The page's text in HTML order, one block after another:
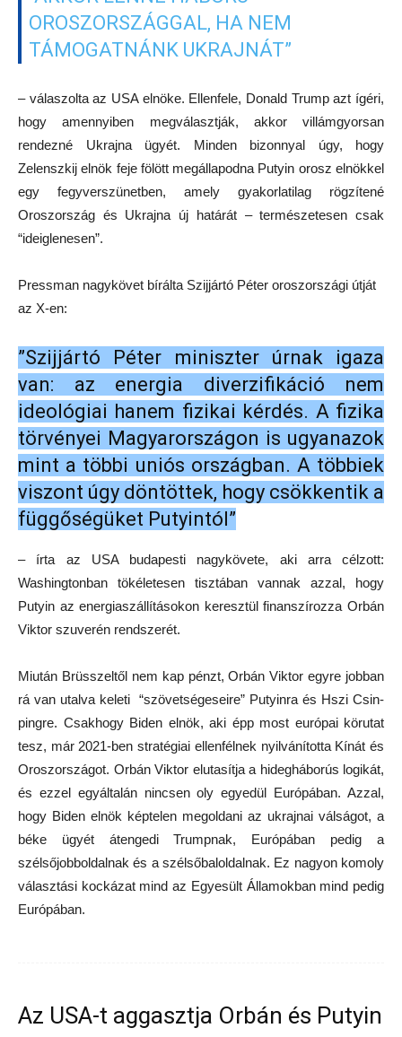
OROSZORSZÁGGAL, HA NEM
TÁMOGATNÁNK UKRAJNÁT”
– válaszolta az USA elnöke. Ellenfele, Donald Trump azt ígéri,
hogy amennyiben megválasztják, akkor villámgyorsan
rendezné Ukrajna ügyét. Minden bizonnyal úgy, hogy
Zelenszkij elnök feje fölött megállapodna Putyin orosz elnökkel
egy fegyverszünetben, amely gyakorlatilag rögzítené
Oroszország és Ukrajna új határát – természetesen csak
“ideiglenesen”.
Pressman nagykövet bírálta Szijjártó Péter oroszországi útját
az X-en:
”Szijjártó Péter miniszter úrnak igaza
van: az energia diverzifikáció nem
ideológiai hanem fizikai kérdés. A fizika
törvényei Magyarországon is ugyanazok
mint a többi uniós országban. A többiek
viszont úgy döntöttek, hogy csökkentik a
függőségüket Putyintól”
– írta az USA budapesti nagykövete, aki arra célzott:
Washingtonban tökéletesen tisztában vannak azzal, hogy
Putyin az energiaszállításokon keresztül finanszírozza Orbán
Viktor szuverén rendszerét.
Miután Brüsszeltől nem kap pénzt, Orbán Viktor egyre jobban
rá van utalva keleti “szövetségeseire” Putyinra és Hszi Csin-
pingre. Csakhogy Biden elnök, aki épp most európai körutat
tesz, már 2021-ben stratégiai ellenfélnek nyilvánította Kínát és
Oroszországot. Orbán Viktor elutasítja a hidegháborús logikát,
és ezzel egyáltalán nincsen oly egyedül Európában. Azzal,
hogy Biden elnök képtelen megoldani az ukrajnai válságot, a
béke ügyét átengedi Trumpnak, Európában pedig a
szélsőjobboldalnak és a szélsőbaloldalnak. Ez nagyon komoly
választási kockázat mind az Egyesült Államokban mind pedig
Európában.
Az USA-t aggasztja Orbán és Putyin